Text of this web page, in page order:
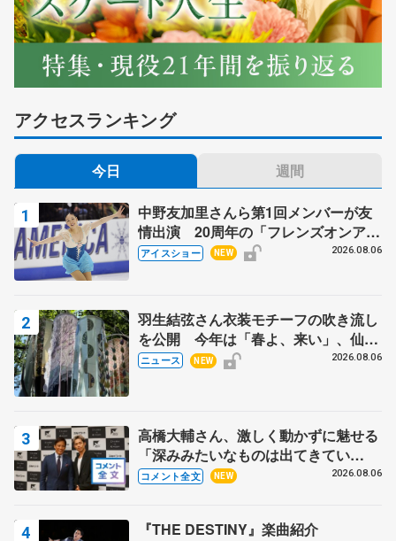
アクセスランキング
今日 週間
中野友加里さんら第1回メンバーが友
情出演 20周年の「フレンズオンアイ
ス」 宮本賢二さん、有川梨絵さん、
アイスショー NEW 2026.08.06
羽生結弦さん衣装モチーフの吹き流し
を公開 今年は「春よ、来い」、仙台
の瑞鳳殿
ニュース NEW 2026.08.06
高橋大輔さん、激しく動かずに魅せる
「深みみたいなものは出てきてい
る？」 〝兄さん〟と慕うレジェンド
コメント全文 NEW 2026.08.06
『THE DESTINY』楽曲紹介